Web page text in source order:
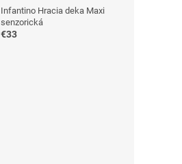
Infantino Hracia deka Maxi
senzorická
€33